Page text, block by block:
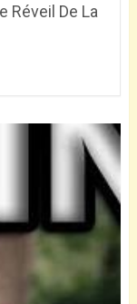
Réveil De La